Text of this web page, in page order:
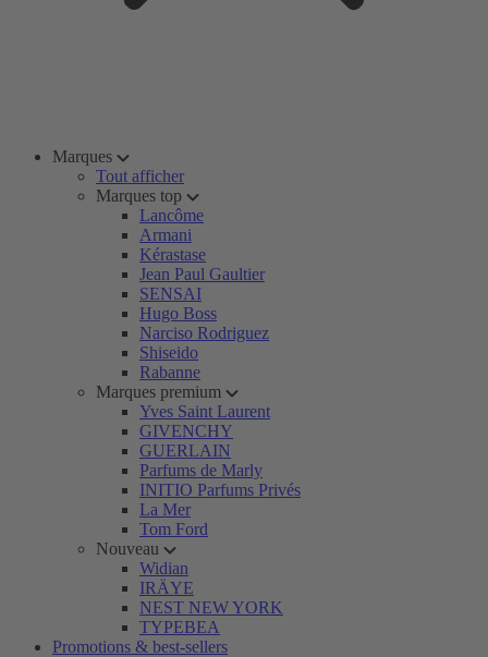
Marques
Tout afficher
Marques top
Lancôme
Armani
Kérastase
Jean Paul Gaultier
SENSAI
Hugo Boss
Narciso Rodriguez
Shiseido
Rabanne
Marques premium
Yves Saint Laurent
GIVENCHY
GUERLAIN
Parfums de Marly
INITIO Parfums Privés
La Mer
Tom Ford
Nouveau
Widian
IRÄYE
NEST NEW YORK
TYPEBEA
Promotions & best-sellers